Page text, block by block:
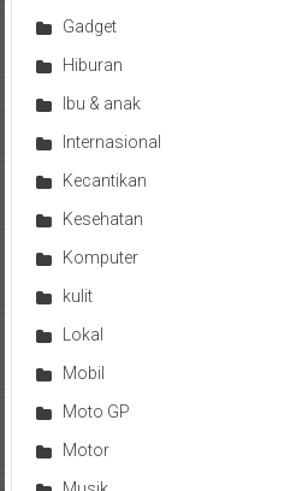
Gadget
Hiburan
Ibu & anak
Internasional
Kecantikan
Kesehatan
Komputer
kulit
Lokal
Mobil
Moto GP
Motor